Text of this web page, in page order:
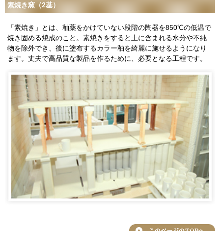
素焼き窯（2基）
「素焼き」とは、釉薬をかけていない段階の陶器を850℃の低温で
焼き固める焼成のこと。素焼きをすると土に含まれる水分や不純
物を除外でき、後に塗布するカラー釉を綺麗に施せるようになり
ます。丈夫で高品質な製品を作るために、必要となる工程です。